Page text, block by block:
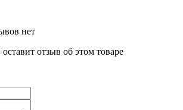
нет
отзыв об этом товаре